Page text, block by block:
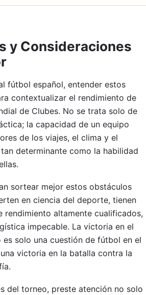
y Consideraciones
fútbol español, entender estos
contextualizar el rendimiento de
de Clubes. No se trata solo de
la capacidad de un equipo
de los viajes, el clima y el
determinante como la habilidad
sortear mejor estos obstáculos
en ciencia del deporte, tienen
rendimiento altamente cualificados,
impecable. La victoria en el
es solo una cuestión de fútbol en el
victoria en la batalla contra la
del torneo, preste atención no solo